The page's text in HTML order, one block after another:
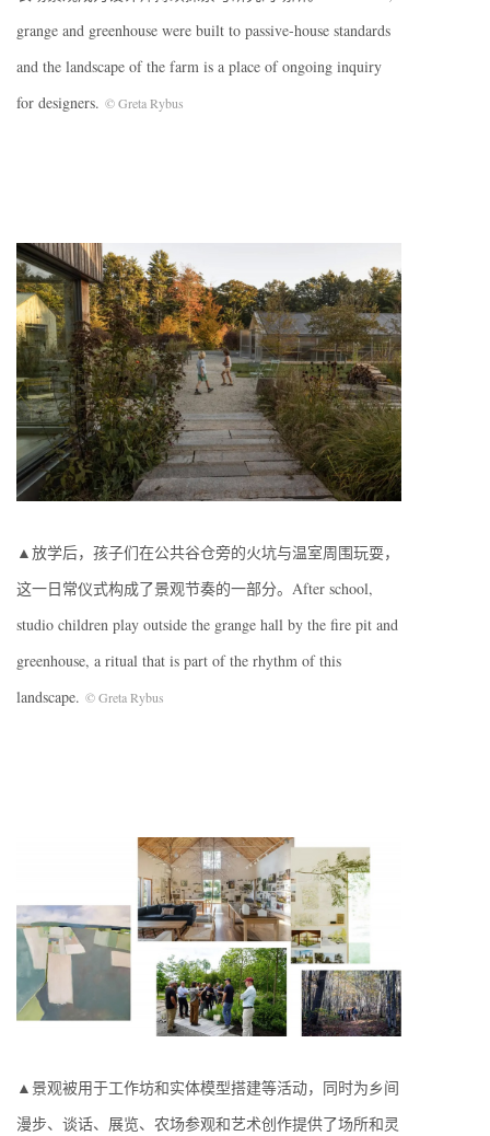
grange and greenhouse were built to passive-house standards
and the landscape of the farm is a place of ongoing inquiry
for designers. © Greta Rybus
▲放学后，孩子们在公共谷仓旁的火坑与温室周围玩耍，
这一日常仪式构成了景观节奏的一部分。After school,
studio children play outside the grange hall by the fire pit and
greenhouse, a ritual that is part of the rhythm of this
landscape. © Greta Rybus
▲景观被用于工作坊和实体模型搭建等活动，同时为乡间
漫步、谈话、展览、农场参观和艺术创作提供了场所和灵